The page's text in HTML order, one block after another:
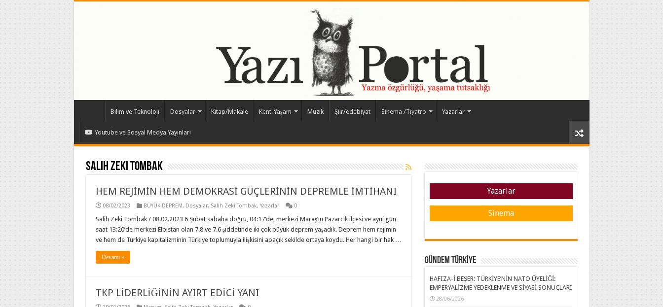
Bilim ve Teknoloji Dosyalar Kitap/Makale Kent-Yaşam Müzik Şiir/edebiyat Sinema /Tiyatro Yazarlar
Youtube ve Sosyal Medya Yayınları
Salih Zeki Tombak
HEM REJİMİN HEM DEMOKRASİ GÜÇLERİNİN DEPREMLE İMTİHANI
08/02/2023 BÜYÜK DEPREM, Dosyalar, Salih Zeki Tombak,Yazarlar 0
Salih Zeki Tombak / 08.02.2023 6 Şubat sabaha doğru, 04:17’de, merkezi Maraş’ın Pazarcık ilçesi ve ayni gün
saat 13:20’de merkezi Elbistan olan 7.8 ve 7.6 şiddetinde iki çok büyük deprem yaşadık. Deprem hem rejimin
ve hem de Türkiye kapitalizminin Türkiye toplumuyla ilişkisini apaçık sekilde ortaya koydu. Her hangi bir hak …
Devamı »
TKP LİDERLİĞİNİN AYIRT EDİCİ YANI
Yazarlar
Sinema
GÜNDEM TÜRKİYE
HAFIZA-İ BEŞER: TÜRKİYE’NİN NATO ÜYELİĞİ:
EMPERYALİZME YEDEKLENME VE SİYASİ SONUÇLARI
28/06/2026